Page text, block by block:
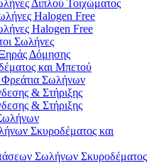
Διπλού Τοιχώματος
Halogen Free
Halogen Free
Σωλήνες
Δόμησης
και Μπετού
Φρεάτια Σωλήνων
& Στήριξης
& Στήριξης
Σκυροδέματος και
Σωλήνων Σκυροδέματος